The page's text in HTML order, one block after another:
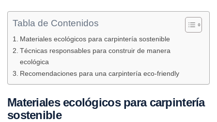
Tabla de Contenidos
Materiales ecológicos para carpintería sostenible
Técnicas responsables para construir de manera
ecológica
Recomendaciones para una carpintería eco-friendly
Materiales ecológicos para carpintería
sostenible